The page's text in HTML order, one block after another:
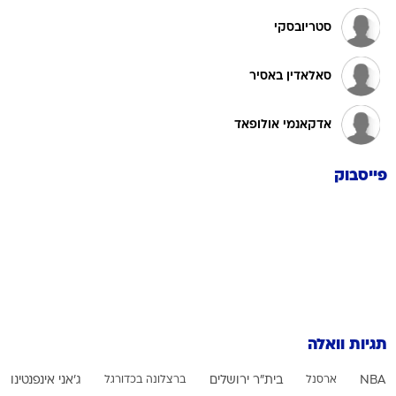
סטריובסקי
סאלאדין באסיר
אדקאנמי אולופאד
פייסבוק
תגיות וואלה
NBA ארסנל בית"ר ירושלים ברצלונה בכדורגל ג'אני אינפנטינו